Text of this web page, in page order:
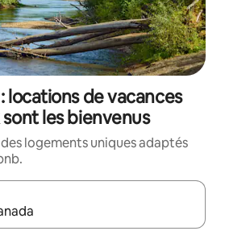
locations de vacances
les bienvenus
logements uniques adaptés
affichés, parcourez-les en utilisant